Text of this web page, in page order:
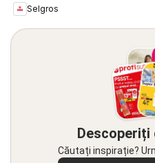
Selgros
Descoperiți
Căutați inspirație?